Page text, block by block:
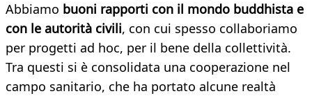
Abbiamo buoni rapporti con il mondo buddhista e
con le autorità civili, con cui spesso collaboriamo
per progetti ad hoc, per il bene della collettività.
Tra questi si è consolidata una cooperazione nel
campo sanitario, che ha portato alcune realtà